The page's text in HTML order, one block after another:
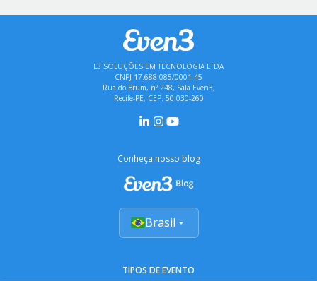
L3 SOLUÇÕES EM TECNOLOGIA LTDA
CNPJ 17.688.085/0001-45
Rua do Brum, nº 248, Sala Even3,
Recife-PE, CEP: 50.030-260
Conheça nosso blog
Brasil
TIPOS DE EVENTO